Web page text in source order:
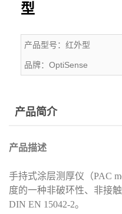
型
产品型号： 红外型
品牌： OptiSense
产品简介
产品描述
手持式涂层测厚仪（PAC
度的一种非破环性、非接
DIN EN 15042-2。